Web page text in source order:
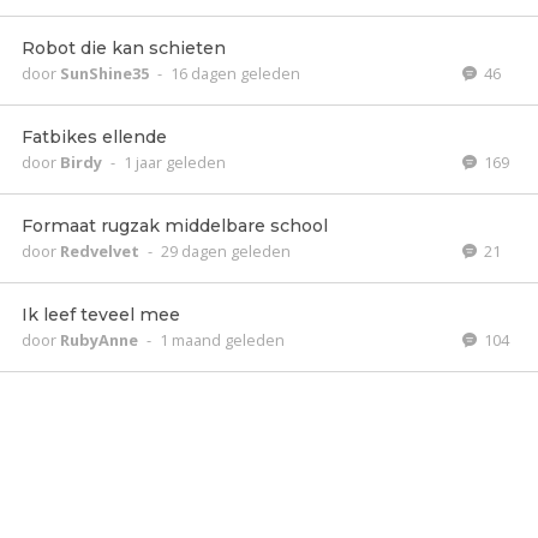
Robot die kan schieten
door SunShine35 - 16 dagen geleden 46
Fatbikes ellende
door Birdy - 1 jaar geleden 169
Formaat rugzak middelbare school
door Redvelvet - 29 dagen geleden 21
Ik leef teveel mee
door RubyAnne - 1 maand geleden 104